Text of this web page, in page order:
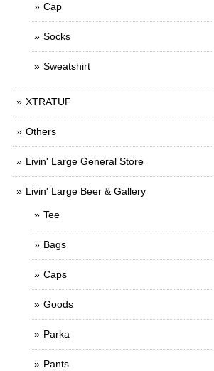
Cap
Socks
Sweatshirt
XTRATUF
Others
Livin' Large General Store
Livin' Large Beer & Gallery
Tee
Bags
Caps
Goods
Parka
Pants